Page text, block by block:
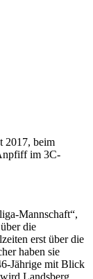
2017, beim
im 3C-
Mannschaft“,
die
erst über die
haben sie
Jährige mit Blick
Landsberg